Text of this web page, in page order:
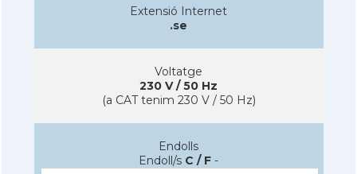
Extensió Internet
.se
Voltatge
230 V / 50 Hz
(a CAT tenim 230 V / 50 Hz)
Endolls
Endoll/s C / F -